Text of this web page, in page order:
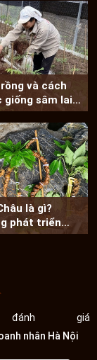
và cách
giống sâm lai
là gì?
phát triển
lai...
giá
nhân Hà Nội